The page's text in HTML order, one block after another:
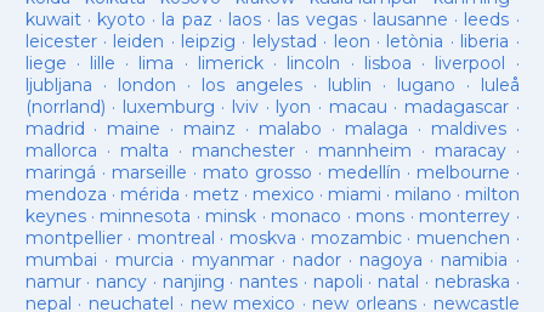
kuwait· kyoto · la paz · laos· las vegas· lausanne · leeds ·
leicester· leiden · leipzig · lelystad · leon · letònia · liberia ·
liege · lille · lima · limerick· lincoln · lisboa · liverpool ·
ljubljana · london · los angeles· lublin · lugano · luleå
(norrland) · luxemburg · lviv · lyon · macau · madagascar·
madrid · maine · mainz · malabo · malaga · maldives·
mallorca · malta · manchester· mannheim · maracay·
maringá · marseille · mato grosso · medellín · melbourne ·
mendoza · mérida · metz · mexico · miami · milano · milton
keynes· minnesota · minsk · monaco · mons · monterrey ·
montpellier· montreal · moskva · mozambic· muenchen ·
mumbai · murcia · myanmar· nador · nagoya · namibia ·
namur· nancy · nanjing · nantes · napoli · natal · nebraska ·
nepal · neuchatel · new mexico · new orleans· newcastle